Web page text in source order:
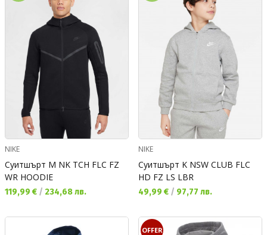
NIKE
Суитшърт M NK TCH FLC FZ
WR HOODIE
Текуща цена:
119,99 € / 234,68 лв.
NIKE
Суитшърт K NSW CLUB FLC
HD FZ LS LBR
Текуща цена:
49,99 € / 97,77 лв.
OFFER